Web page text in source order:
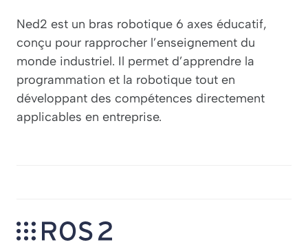
Ned2 est un bras robotique 6 axes éducatif,
conçu pour rapprocher l’enseignement du
monde industriel. Il permet d’apprendre la
programmation et la robotique tout en
développant des compétences directement
applicables en entreprise.